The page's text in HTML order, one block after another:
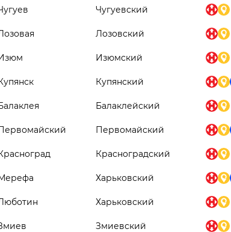
Чугуевский
Лозовский
Изюмский
Купянский
Балаклейский
Первомайский
Красноградский
Харьковский
Харьковский
Змиевский